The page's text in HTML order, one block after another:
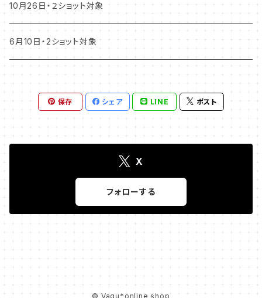
10月26日・２ショット対象
6月10日・2ショット対象
保存 シェア LINE ポスト
X
フォローする
© Vagu*online shop